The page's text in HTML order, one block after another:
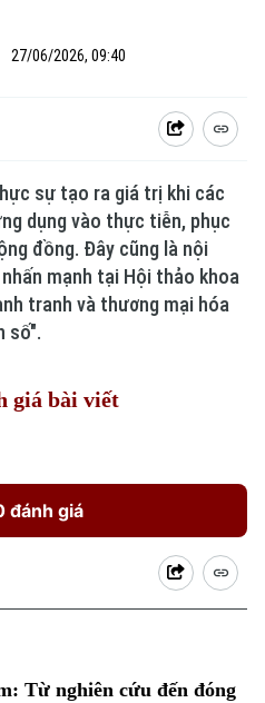
27/06/2026, 09:40
sự tạo ra giá trị khi các
dụng vào thực tiễn, phục
đồng. Đây cũng là nội
mạnh tại Hội thảo khoa
tranh và thương mại hóa
số".
giá bài viết
đánh giá
Từ nghiên cứu đến đóng